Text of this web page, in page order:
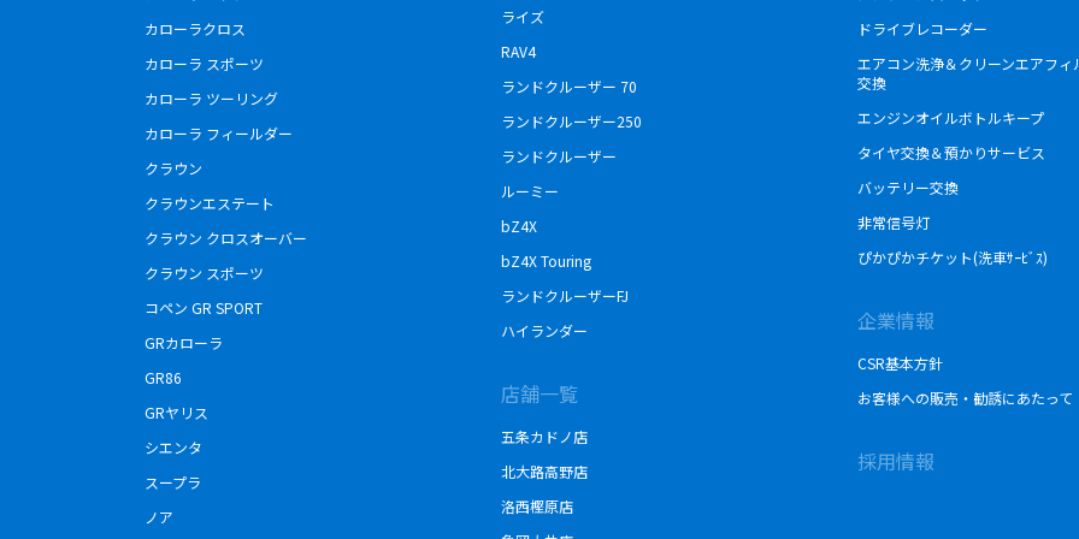
カローラクロス
カローラ スポーツ
カローラ ツーリング
カローラ フィールダー
クラウン
クラウンエステート
クラウン クロスオーバー
クラウン スポーツ
コペン GR SPORT
GRカローラ
GR86
GRヤリス
シエンタ
スープラ
ノア
ライズ
RAV4
ランドクルーザー 70
ランドクルーザー250
ランドクルーザー
ルーミー
bZ4X
bZ4X Touring
ランドクルーザーFJ
ハイランダー
店舗一覧
五条カドノ店
北大路高野店
洛西樫原店
ドライブレコーダー
エアコン洗浄＆クリーンエアフィ
交換
エンジンオイルボトルキープ
タイヤ交換＆預かりサービス
バッテリー交換
非常信号灯
ぴかぴかチケット(洗車ｻｰﾋﾞｽ)
企業情報
CSR基本方針
お客様への販売・勧誘にあたって
採用情報